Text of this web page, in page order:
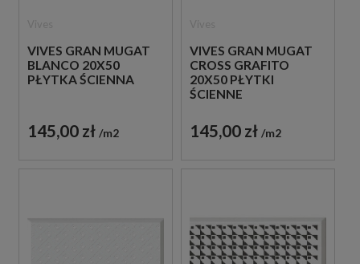
VIVES GRAN MUGAT
BLANCO 20X50
PŁYTKA ŚCIENNA
145,00 zł m2
VIVES GRAN MUGAT
CROSS GRAFITO
20X50 PŁYTKI
ŚCIENNE
145,00 zł m2